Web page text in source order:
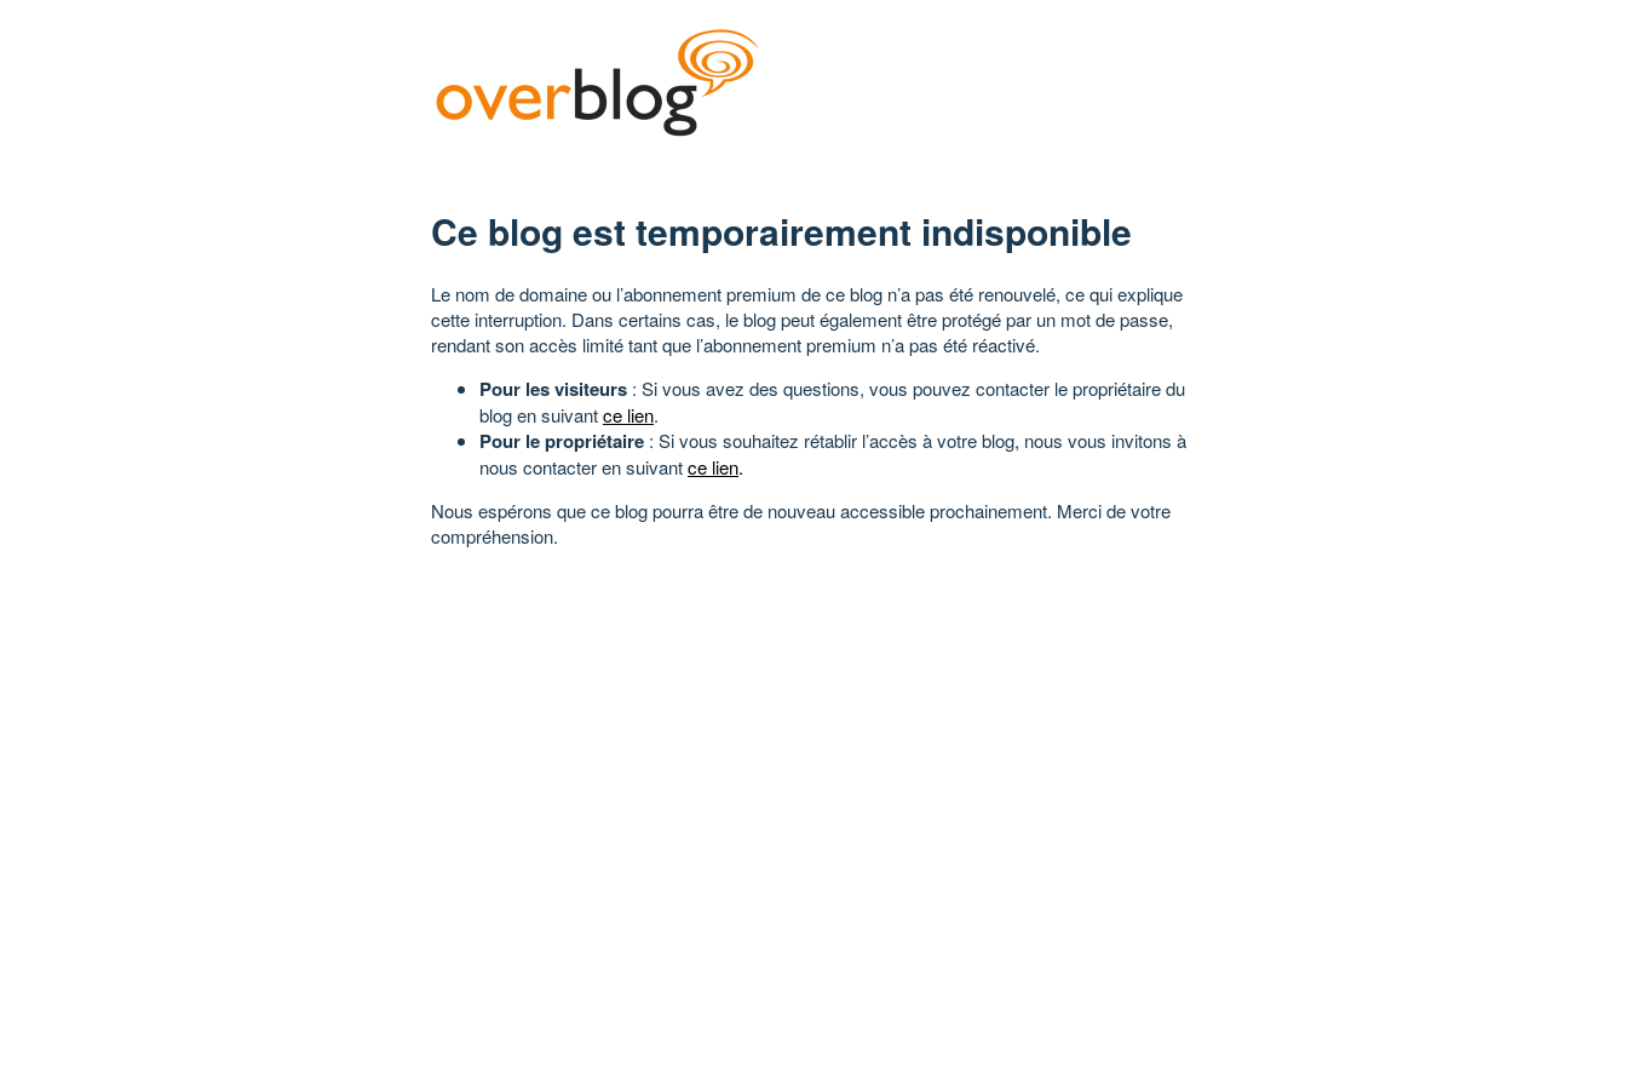
Ce blog est temporairement indisponible
Le nom de domaine ou l’abonnement premium de ce blog n’a pas été renouvelé, ce qui explique
cette interruption. Dans certains cas, le blog peut également être protégé par un mot de passe,
rendant son accès limité tant que l’abonnement premium n’a pas été réactivé.
Pour les visiteurs : Si vous avez des questions, vous pouvez contacter le propriétaire du
blog en suivantce lien.
Pour le propriétaire : Si vous souhaitez rétablir l’accès à votre blog, nous vous invitons à
nous contacter en suivantce lien.
Nous espérons que ce blog pourra être de nouveau accessible prochainement. Merci de votre
compréhension.